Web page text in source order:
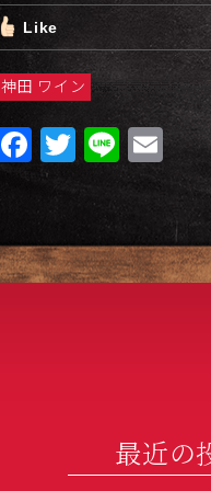
Like
神田 ワイン
F
a
e
b
T
w
it
te
r
Li
n
E
m
ai
l
最近の